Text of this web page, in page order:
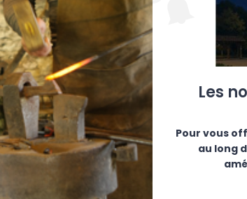
Les
Pour vous
au long